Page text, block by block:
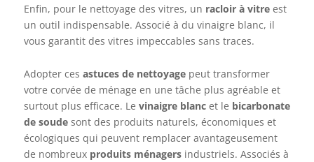
Enfin, pour le nettoyage des vitres, un racloir à vitreest
un outil indispensable. Associé à du vinaigre blanc, il
vous garantit des vitres impeccables sans traces.
Adopter ces astuces de nettoyagepeut transformer
votre corvée de ménage en une tâche plus agréable et
surtout plus efficace. Le vinaigre blancet le bicarbonate
de soudesont des produits naturels, économiques et
écologiques qui peuvent remplacer avantageusement
de nombreux produits ménagersindustriels. Associés à